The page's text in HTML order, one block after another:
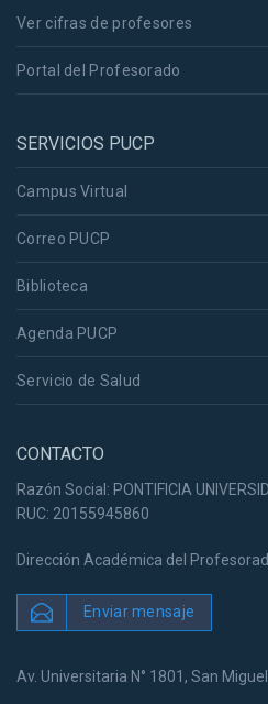
Ver cifras de profesores
Portal del Profesorado
SERVICIOS PUCP
Campus Virtual
Correo PUCP
Biblioteca
Agenda PUCP
Servicio de Salud
CONTACTO
Razón Social: PONTIFICIA
RUC: 20155945860
Dirección Académica del
Enviar mensaje
Av. Universitaria N° 1801, San